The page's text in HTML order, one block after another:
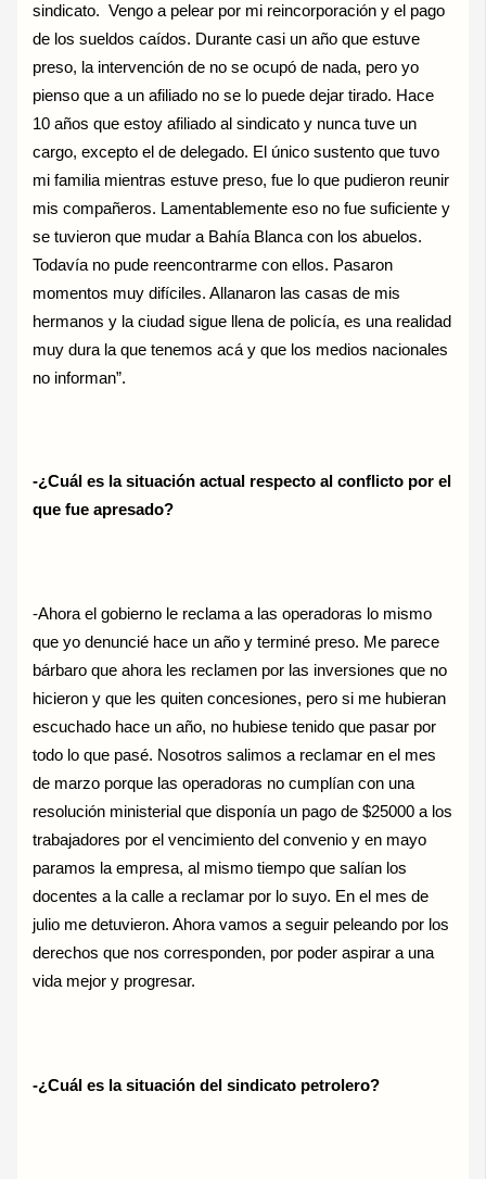
sindicato. Vengo a pelear por mi reincorporación y el pago
de los sueldos caídos. Durante casi un año que estuve
preso, la intervención de no se ocupó de nada, pero yo
pienso que a un afiliado no se lo puede dejar tirado. Hace
10 años que estoy afiliado al sindicato y nunca tuve un
cargo, excepto el de delegado. El único sustento que tuvo
mi familia mientras estuve preso, fue lo que pudieron reunir
mis compañeros. Lamentablemente eso no fue suficiente y
se tuvieron que mudar a Bahía Blanca con los abuelos.
Todavía no pude reencontrarme con ellos. Pasaron
momentos muy difíciles. Allanaron las casas de mis
hermanos y la ciudad sigue llena de policía, es una realidad
muy dura la que tenemos acá y que los medios nacionales
no informan”.
-¿Cuál es la situación actual respecto al conflicto por el
que fue apresado?
-Ahora el gobierno le reclama a las operadoras lo mismo
que yo denuncié hace un año y terminé preso. Me parece
bárbaro que ahora les reclamen por las inversiones que no
hicieron y que les quiten concesiones, pero si me hubieran
escuchado hace un año, no hubiese tenido que pasar por
todo lo que pasé. Nosotros salimos a reclamar en el mes
de marzo porque las operadoras no cumplían con una
resolución ministerial que disponía un pago de $25000 a los
trabajadores por el vencimiento del convenio y en mayo
paramos la empresa, al mismo tiempo que salían los
docentes a la calle a reclamar por lo suyo. En el mes de
julio me detuvieron. Ahora vamos a seguir peleando por los
derechos que nos corresponden, por poder aspirar a una
vida mejor y progresar.
-¿Cuál es la situación del sindicato petrolero?